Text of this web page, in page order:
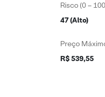
Risco (0 –
47 (Alto)
Preço
R$ 539,55